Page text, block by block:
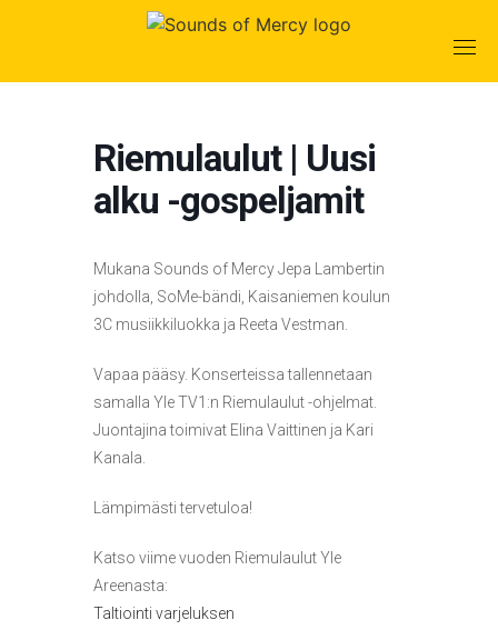
Riemulaulut | Uusi
alku -gospeljamit
Mukana Sounds of Mercy Jepa Lambertin
johdolla, SoMe-bändi, Kaisaniemen koulun
3C musiikkiluokka ja Reeta Vestman.
Vapaa pääsy. Konserteissa tallennetaan
samalla Yle TV1:n Riemulaulut -ohjelmat.
Juontajina toimivat Elina Vaittinen ja Kari
Kanala.
Lämpimästi tervetuloa!
Katso viime vuoden Riemulaulut Yle
Areenasta:
Taltiointi varjeluksen